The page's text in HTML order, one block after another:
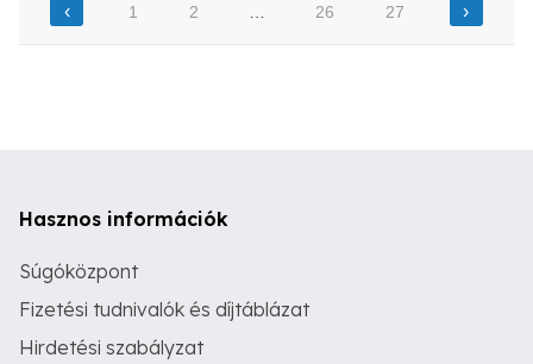
‹ 1 2 26 27 ›
Hasznos információk
Súgóközpont
Fizetési tudnivalók és díjtáblázat
Hirdetési szabályzat